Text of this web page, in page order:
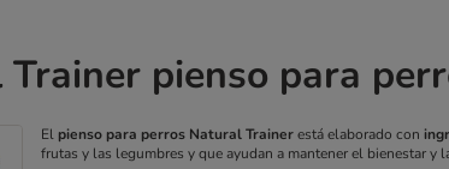
pienso para
El pienso para perros Natural Trainerestá elaborado con
frutas y las legumbres y que ayudan a mantener el bienestar y